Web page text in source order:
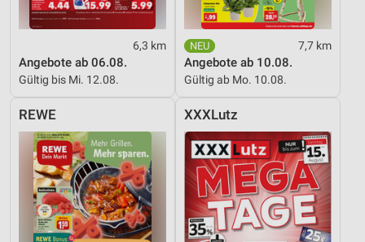
6,3 km
Angebote ab 06.08.
Gültig bis Mi. 12.08.
7,7 km
Angebote ab 10.08.
Gültig ab Mo. 10.08.
REWE XXXLutz
Verwendung reduzierter Daten zur Auswahl von
Erstellung von Profilen für personalisierte
Werbung
Verwendung von Profilen zur Auswahl
personalisierter Werbung
Erstellung von Profilen zur Personalisierung
von Inhalten
Verwendung von Profilen zur Auswahl
personalisierter Inhalte